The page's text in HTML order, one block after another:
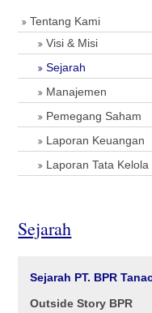
Tentang Kami
Visi & Misi
Sejarah
Manajemen
Pemegang Saham
Laporan Keuangan
Laporan Tata Kelola
Sejarah
Sejarah PT. BPR
Outside Story BPR